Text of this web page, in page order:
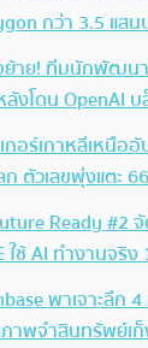
กว่า 3.5 แส
ย้าย! ทีมนักพัฒน
งโดน OpenAI บ
กอร์เกาหลีเหนือ
ก ตัวเลขพุ่งแตะ
Ready #2
ใช้ AI ทำงานจริ
พาเจาะลึก
าพจำสินทรัพย์เก็